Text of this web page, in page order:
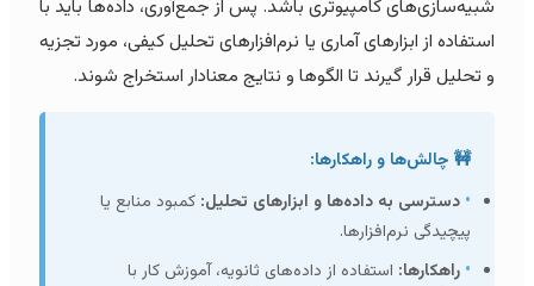
شبیه‌سازی‌های کامپیوتری باشد. پس از جمع‌آوری، داده‌ها باید با
استفاده از ابزارهای آماری یا نرم‌افزارهای تحلیل کیفی، مورد تجزیه
و تحلیل قرار گیرند تا الگوها و نتایج معنادار استخراج شوند.
🚧 چالش‌ها و راهکارها:
دسترسی به داده‌ها و ابزارهای تحلیل:کمبود منابع یا
پیچیدگی نرم‌افزارها.
راهکارها:استفاده از داده‌های ثانویه، آموزش کار با